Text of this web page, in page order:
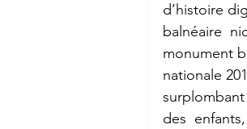
d’histoire
balnéaire
monument
nationale
des